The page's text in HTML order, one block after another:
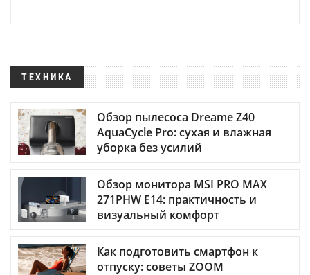
ТЕХНИКА
Обзор пылесоса Dreame Z40
AquaCycle Pro: сухая и влажная
уборка без усилий
Обзор монитора MSI PRO MAX
271PHW E14: практичность и
визуальный комфорт
Как подготовить смартфон к
отпуску: советы ZOOM